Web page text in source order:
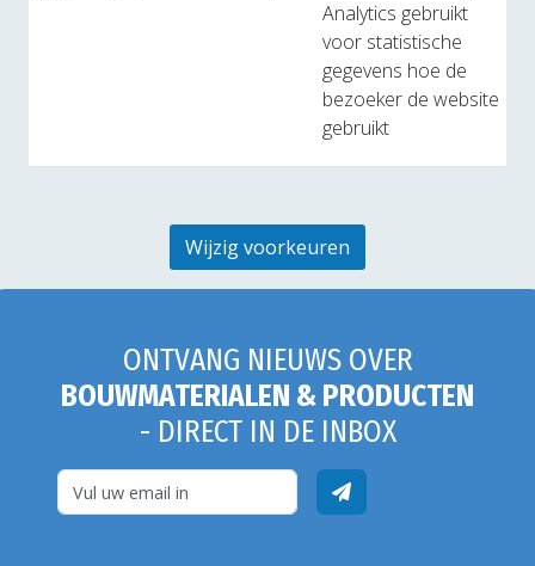
Analytics gebruikt
voor statistische
gegevens hoe de
bezoeker de website
gebruikt
Wijzig voorkeuren
ONTVANG NIEUWS OVER
BOUWMATERIALEN & PRODUCTEN
- DIRECT IN DE INBOX